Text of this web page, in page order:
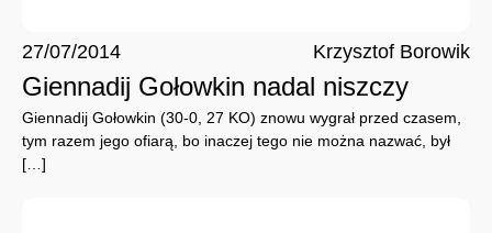
27/07/2014 Krzysztof Borowik
Giennadij Gołowkin nadal niszczy
Giennadij Gołowkin (30-0, 27 KO) znowu wygrał przed czasem,
tym razem jego ofiarą, bo inaczej tego nie można nazwać, był
[…]